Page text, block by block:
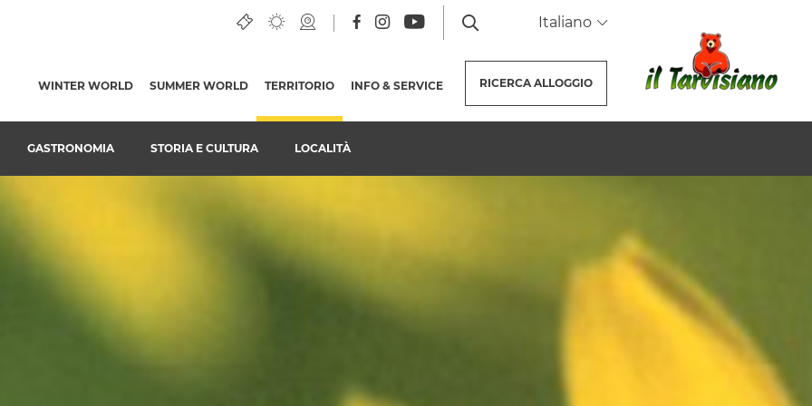
Italiano
WINTER WORLD SUMMER WORLD TERRITORIO (PAGINA ATTUALE)
GASTRONOMIA STORIA E CULTURA LOCALITÀ
INFO & SERVICE RICERCA ALLOGGIO